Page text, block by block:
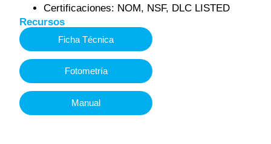
Certificaciones: NOM, NSF, DLC LISTED
Recursos
Ficha Técnica
Fotometría
Manual